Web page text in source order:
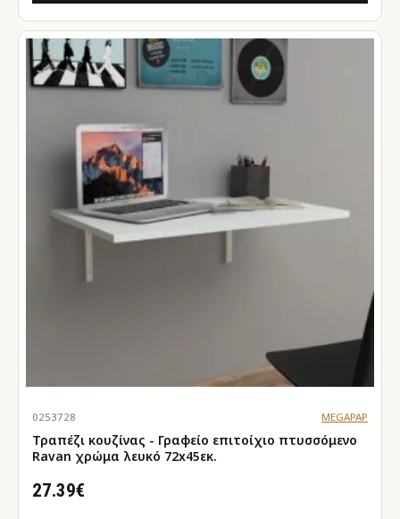
0253728 MEGAPAP
Τραπέζι κουζίνας - Γραφείο επιτοίχιο πτυσσόμενο
Ravan χρώμα λευκό 72x45εκ.
27.39€